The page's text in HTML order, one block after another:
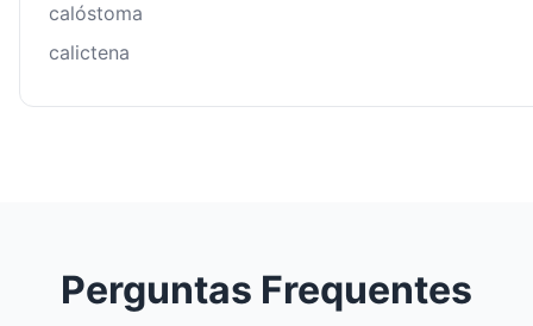
calóstoma
calictena
Perguntas Frequentes